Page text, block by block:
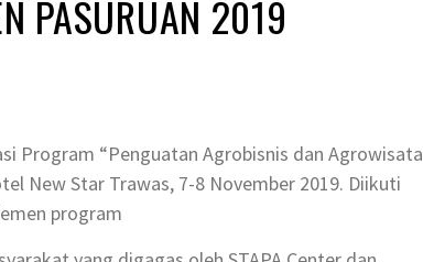
PASURUAN 2019
Program “Penguatan Agrobisnis dan Agrowisata
New Star Trawas, 7-8 November 2019. Diikuti
program